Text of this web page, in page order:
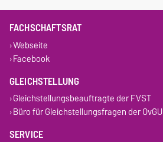
FACHSCHAFTSRAT
Webseite
Facebook
GLEICHSTELLUNG
Gleichstellungsbeauftragte der FVST
Büro für Gleichstellungsfragen der OvGU
SERVICE